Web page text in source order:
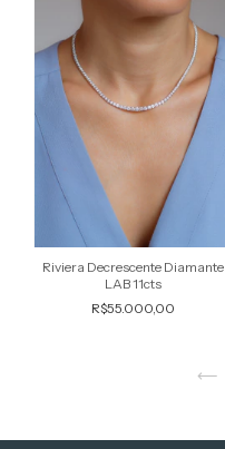
Riviera Decrescente Diamante
LAB 11cts
R$55.000,00